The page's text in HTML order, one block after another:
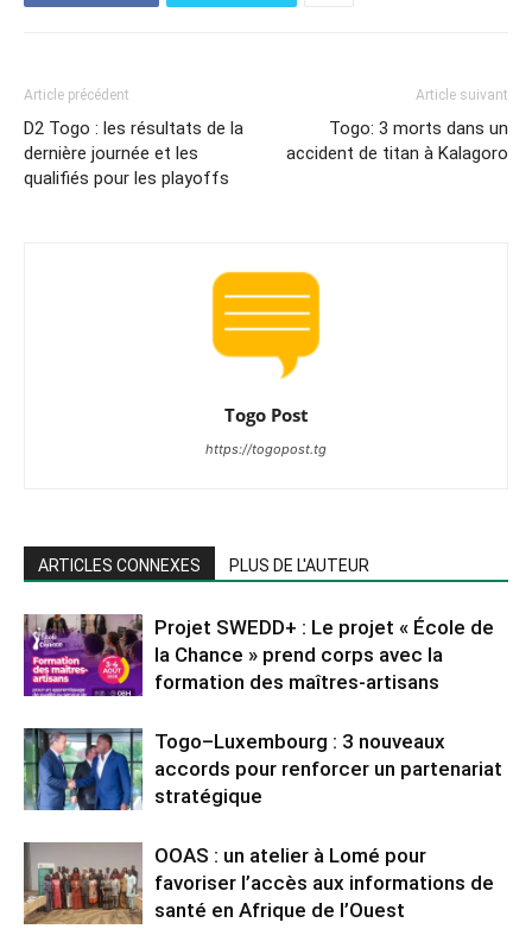
Article précédent
D2 Togo : les résultats de la
dernière journée et les
qualifiés pour les playoffs
Article suivant
Togo: 3 morts dans un
accident de titan à Kalagoro
Togo Post
https://togopost.tg
ARTICLES CONNEXES PLUS DE L'AUTEUR
Projet SWEDD+ : Le projet « École de
la Chance » prend corps avec la
formation des maîtres-artisans
Togo–Luxembourg : 3 nouveaux
accords pour renforcer un partenariat
stratégique
OOAS : un atelier à Lomé pour
favoriser l’accès aux informations de
santé en Afrique de l’Ouest